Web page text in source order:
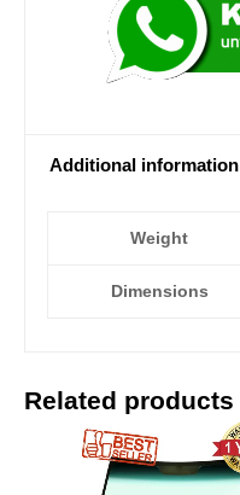
Additional information
Weight
Dimensions
Related products